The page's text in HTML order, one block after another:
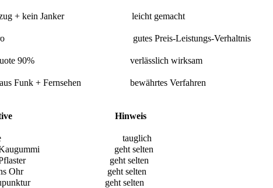
+ kein Janker leicht gemacht
gutes Preis-Leistungs-Verhaltnis
90% verlässlich wirksam
aus Funk + Fernsehen bewährtes Verfahren
Hinweis
tauglich
Kaugummi geht selten
Pflaster geht selten
ins Ohr geht selten
geht selten